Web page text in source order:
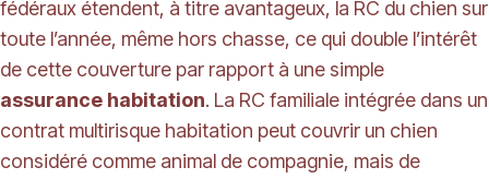
fédéraux étendent, à titre avantageux, la RC du chien sur
toute l’année, même hors chasse, ce qui double l’intérêt
de cette couverture par rapport à une simple
assurance habitation. La RC familiale intégrée dans un
contrat multirisque habitation peut couvrir un chien
considéré comme animal de compagnie, mais de